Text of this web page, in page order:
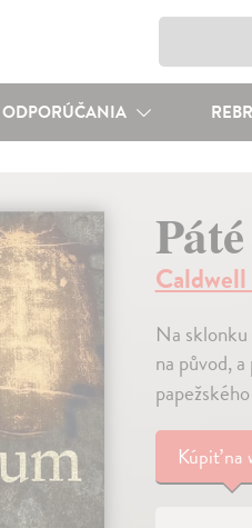
ODPORÚČANIA
Na
na původ,
Kúpiťna